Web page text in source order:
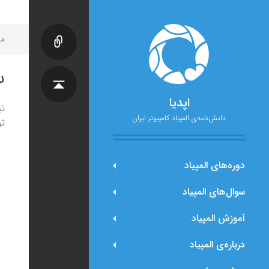
اپدیا
دانش‌نامه‌ی المپیاد کامپیوتر ایران
دوره‌های المپیاد
سوال‌های المپیاد
آموزش المپیاد
درباره‌ی المپیاد